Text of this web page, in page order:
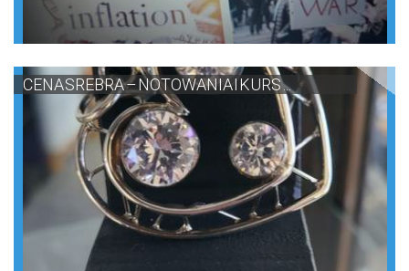
CENA SREBRA – NOTOWANIA I KURS ...